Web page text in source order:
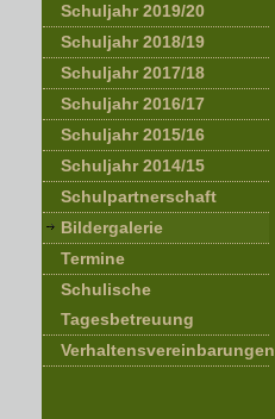
Schuljahr 2019/20
Schuljahr 2018/19
Schuljahr 2017/18
Schuljahr 2016/17
Schuljahr 2015/16
Schuljahr 2014/15
Schulpartnerschaft
Bildergalerie
Termine
Schulische
Tagesbetreuung
Verhaltensvereinbarungen